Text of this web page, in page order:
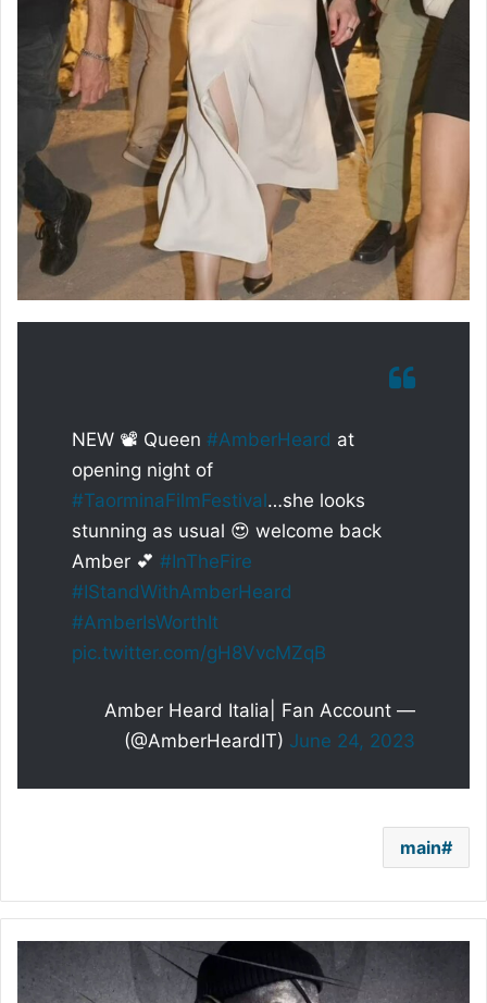
NEW 📽️ Queen #AmberHeard at
opening night of
#TaorminaFilmFestival…she looks
stunning as usual 😍 welcome back
Amber 💕 #InTheFire
#IStandWithAmberHeard
#AmberIsWorthIt
pic.twitter.com/gH8VvcMZqB
— Amber Heard Italia| Fan Account
(@AmberHeardIT) June 24, 2023
main